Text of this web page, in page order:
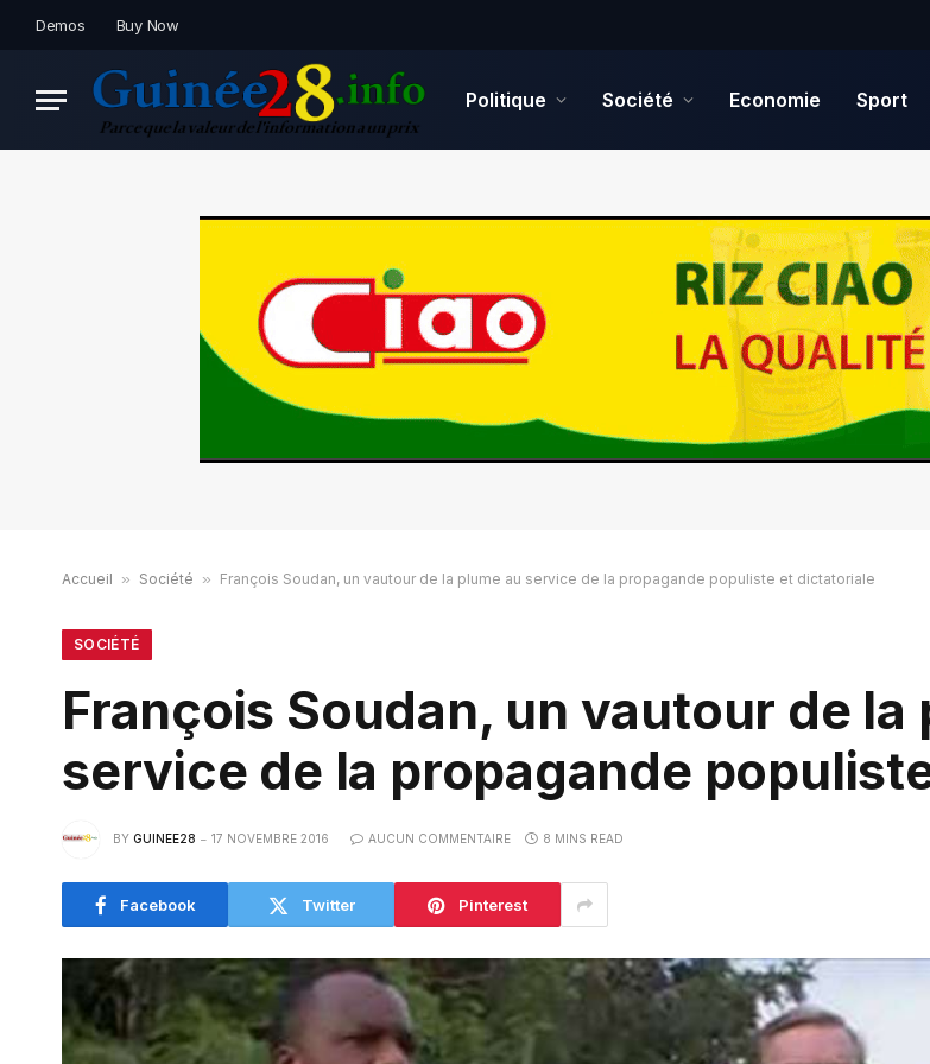
Demos Buy Now
Politique Société Economie Sport
Accueil » Société » François Soudan, un vautour de la plume au service de la propagande populiste et dictatoriale
SOCIÉTÉ
François Soudan, un vautour de la
service de la propagande
BY GUINEE28 17 NOVEMBRE 2016 AUCUN COMMENTAIRE 8 MINS READ
Facebook Twitter Pinterest